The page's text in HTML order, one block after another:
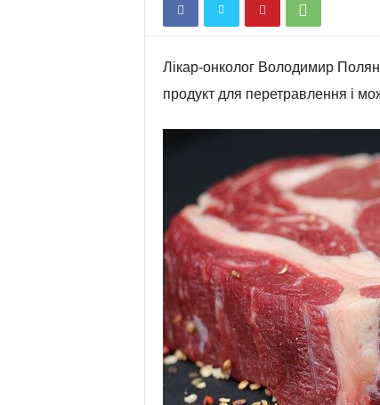
Лікар-онколог Володимир
продукт для перетравлення і